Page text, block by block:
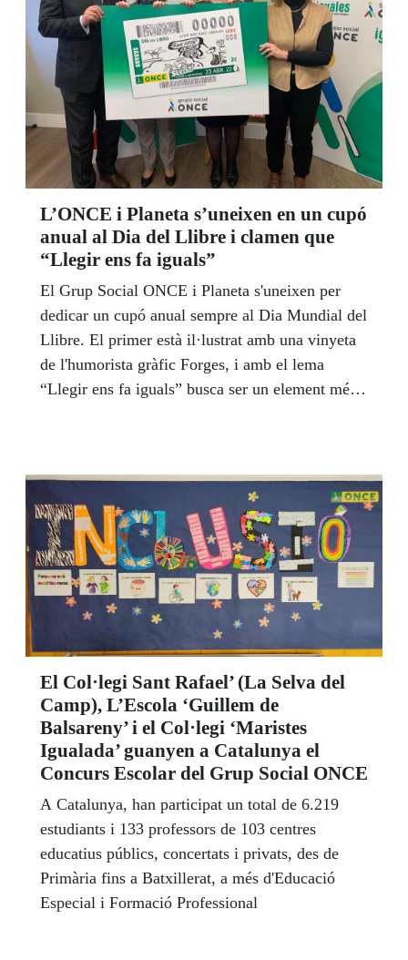
L’ONCE i Planeta s’uneixen en un cupó
anual al Dia del Llibre i clamen que
“Llegir ens fa iguals”
El Grup Social ONCE i Planeta s'uneixen per
dedicar un cupó anual sempre al Dia Mundial del
Llibre. El primer està il·lustrat amb una vinyeta
de l'humorista gràfic Forges, i amb el lema
“Llegir ens fa iguals” busca ser un element més
El Col·legi Sant Rafael’ (La Selva del
Camp), L’Escola ‘Guillem de
Balsareny’ i el Col·legi ‘Maristes
Igualada’ guanyen a Catalunya el
Concurs Escolar del Grup Social ONCE
A Catalunya, han participat un total de 6.219
estudiants i 133 professors de 103 centres
educatius públics, concertats i privats, des de
Primària fins a Batxillerat, a més d'Educació
Especial i Formació Professional